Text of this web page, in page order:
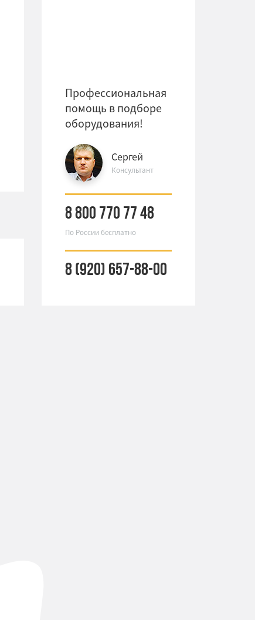
Профессиональная
помощь в подборе
оборудования!
Сергей
Консультант
8 800 770 77 48
По России бесплатно
8 (920) 657-88-00